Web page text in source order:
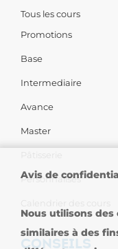
Tous les cours
Promotions
Base
Intermediaire
Avance
Master
Personnalises
CONSEILS
Avis de
Nous utilisons
similaires à des